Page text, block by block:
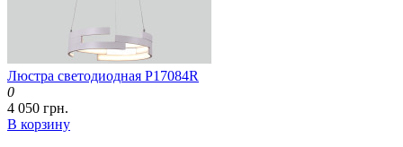
Люстра светодиодная P17084R
0
4 050 грн.
В корзину